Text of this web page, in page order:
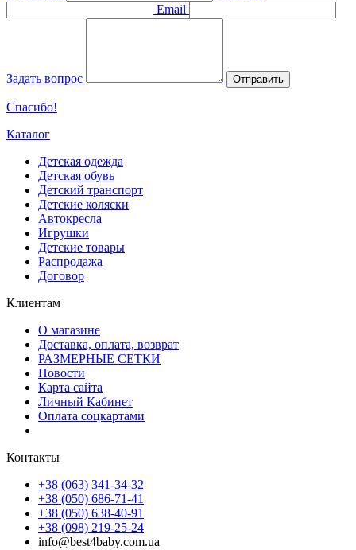
Email
Задать вопрос Отправить
Спасибо!
Каталог
Детская одежда
Детская обувь
Детский транспорт
Детские коляски
Автокресла
Игрушки
Детские товары
Распродажа
Договор
Клиентам
О магазине
Доставка, оплата, возврат
РАЗМЕРНЫЕ СЕТКИ
Новости
Карта сайта
Личный Кабинет
Оплата соцкартами
Контакты
+38 (063) 341-34-32
+38 (050) 686-71-41
+38 (050) 638-40-91
+38 (098) 219-25-24
info@best4baby.com.ua